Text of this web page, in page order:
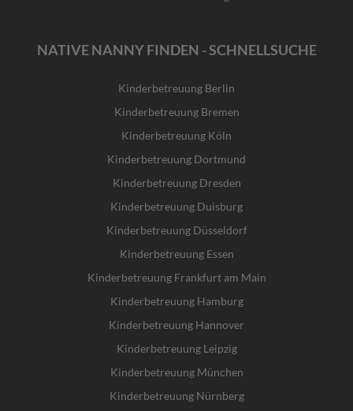
NATIVE NANNY FINDEN - SCHNELLSUCHE
Kinderbetreuung Berlin
Kinderbetreuung Bremen
Kinderbetreuung Köln
Kinderbetreuung Dortmund
Kinderbetreuung Dresden
Kinderbetreuung Duisburg
Kinderbetreuung Düsseldorf
Kinderbetreuung Essen
Kinderbetreuung Frankfurt am Main
Kinderbetreuung Hamburg
Kinderbetreuung Hannover
Kinderbetreuung Leipzig
Kinderbetreuung München
Kinderbetreuung Nürnberg